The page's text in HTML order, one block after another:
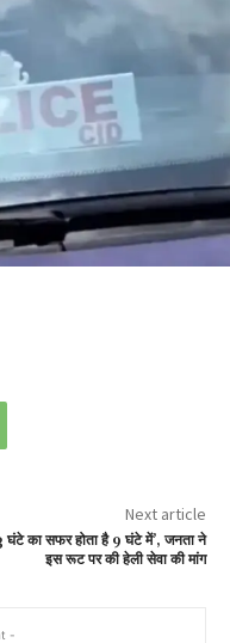
Next article
घंटे का सफर होता है 9 घंटे में’, जनता ने
इस रूट पर की हेली सेवा की मांग
-